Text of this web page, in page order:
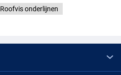
Roofvis onderlijnen